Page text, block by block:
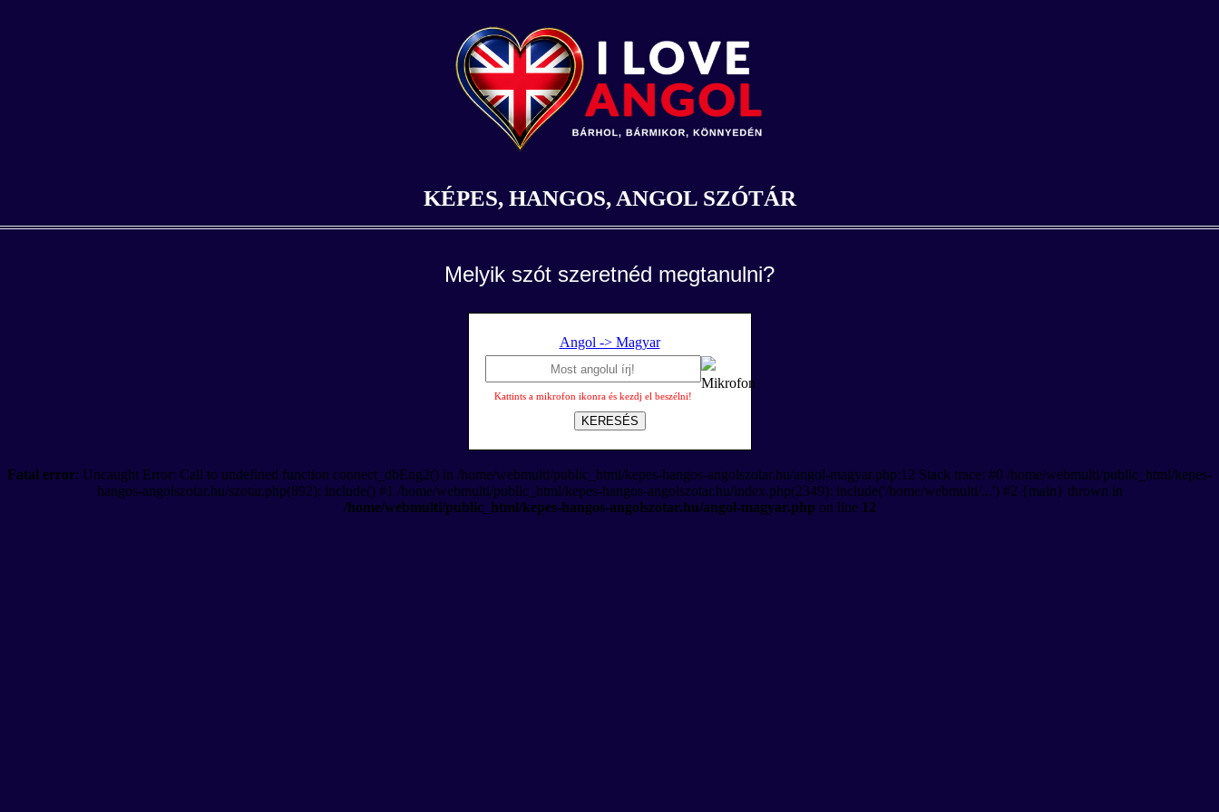
KÉPES, HANGOS, ANGOL SZÓTÁR
Melyik szót szeretnéd megtanulni?
Angol -> Magyar
Kattints a mikrofon ikonra és kezdj el beszélni!
KERESÉS
Fatal error: Uncaught Error: Call to undefined function connect_dbEng2() in /home/webmulti/public_html/kepes-hangos-angolszotar.hu/angol-magyar.php:12 Stack trace: #0 /home/webmulti/public_html/kepes-
hangos-angolszotar.hu/szotar.php(892): include() #1 /home/webmulti/public_html/kepes-hangos-angolszotar.hu/index.php(2349): include('/home/webmulti/...') #2 {main} thrown in
/home/webmulti/public_html/kepes-hangos-angolszotar.hu/angol-magyar.php on line 12